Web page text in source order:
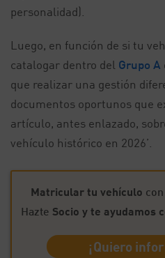
personalidad).
Luego, en función de si tu
catalogar dentro del Grupo A
que realizar una gestión
documentos oportunos que
artículo, antes enlazado,
vehículo histórico en 2026’.
Matricular tu vehículo
Hazte Socio y te ayudamos
¡Quiero